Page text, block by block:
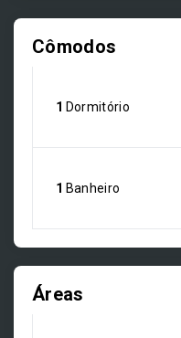
Cômodos
1 Dormitório
1 Banheiro
Áreas